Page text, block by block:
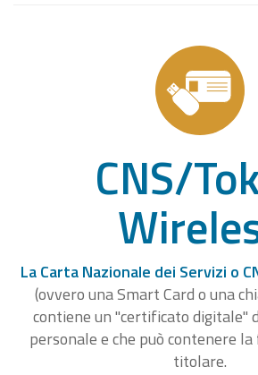
CNS/
La Carta Nazionale dei Servizi o
(ovvero una Smart Card o una
contiene un "certificato digitale"
personale e che può contenere
titolare.